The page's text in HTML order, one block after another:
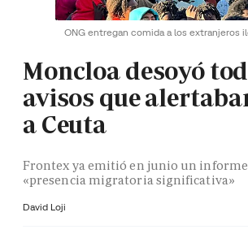
ONG entregan comida a los extranjeros
Moncloa desoyó
avisos que
a Ceuta
Frontex ya emitió en junio un
«presencia migratoria significativa»
David Loji